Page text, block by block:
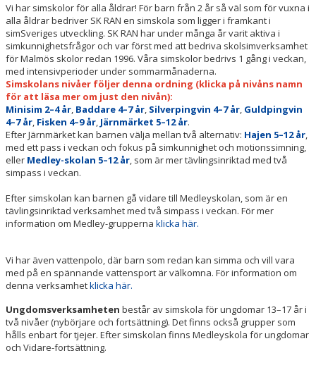
SILVERPINGVIN 4-7 ÅR
GULDPINGVIN 4–7 ÅR
FISKEN 4-9 ÅR
JÄRNMÄRKET 5–12 ÅR
HAJEN 5-12 ÅR
Vi har simskolor för alla åldrar! För barn från 2 år så väl som för vuxna i
alla åldrar bedriver SK RAN en simskola som ligger i framkant i
simSveriges utveckling. SK RAN har under många år varit aktiva i
simkunnighetsfrågor och var först med att bedriva skolsimverksamhet
för Malmös skolor redan 1996. Våra simskolor bedrivs 1 gång i veckan,
med intensivperioder under sommarmånaderna.
Simskolans nivåer följer denna ordning (klicka på nivåns namn
för att läsa mer om just den nivån):
Minisim 2–4 år Baddare 4–7 år Silverpingvin 4–7 år Guldpingvin
4–7 år Fisken 4–9 år Järnmärket 5–12 år.
Efter Järnmärket kan barnen välja mellan två alternativ: Hajen 5–12 år
med ett pass i veckan och fokus på simkunnighet och motionssimning,
eller Medley-skolan 5–12 år , som är mer tävlingsinriktad med två
simpass i veckan.
Efter simskolan kan barnen gå vidare till Medleyskolan, som är en
tävlingsinriktad verksamhet med två simpass i veckan. För mer
information om Medley-grupperna klicka här.
Vi har även vattenpolo, där barn som redan kan simma och vill vara
med på en spännande vattensport är välkomna. För information om
denna verksamhetklicka här.
Ungdomsverksamheten består av simskola för ungdomar 13–17 år i
två nivåer (nybörjare och fortsättning). Det finns också grupper som
hålls enbart för tjejer. Efter simskolan finns Medleyskola för ungdomar
och Vidare-fortsättning.